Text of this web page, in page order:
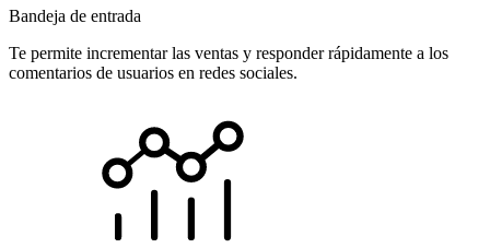
Bandeja de entrada
Te permite incrementar las ventas y responder rápidamente a los
comentarios de usuarios en redes sociales.